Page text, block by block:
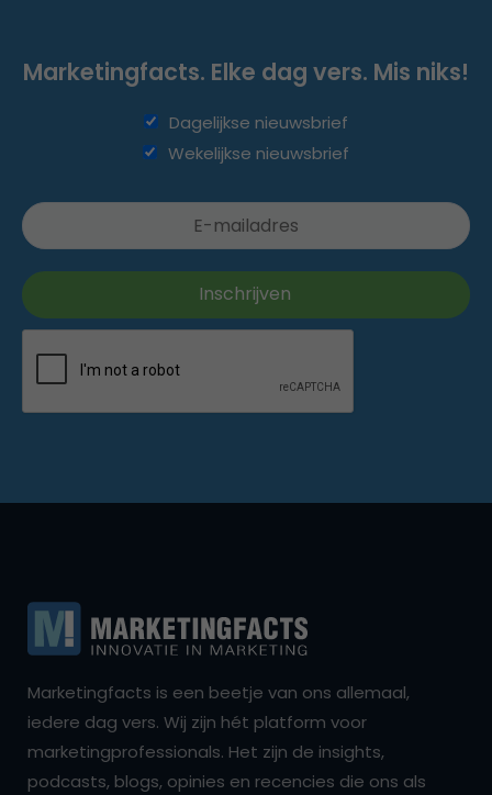
Marketingfacts. Elke dag vers. Mis niks!
Dagelijkse nieuwsbrief
Wekelijkse nieuwsbrief
Marketingfacts is een beetje van ons allemaal,
iedere dag vers. Wij zijn hét platform voor
marketingprofessionals. Het zijn de insights,
podcasts, blogs, opinies en recencies die ons als